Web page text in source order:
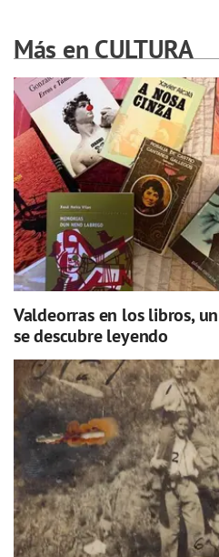
Más en CULTURA
Valdeorras en los libros,
se descubre leyendo